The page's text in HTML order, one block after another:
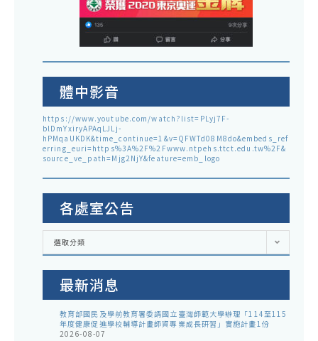
體中影音
https://www.youtube.com/watch?list=PLyj7F-
blDmYxiryAPAqLJLj-
hPMqaUKDK&time_continue=1&v=QFWTd08M8do&embeds_ref
erring_euri=https%3A%2F%2Fwww.ntpehs.ttct.edu.tw%2F&
source_ve_path=Mjg2NjY&feature=emb_logo
各處室公告
各
室
選取分類
最新消息
教育部國民及學前教育署委請國立臺灣師範大學辦理「114至115
年度健康促進學校輔導計畫師資專業成長研習」實施計畫1份
2026-08-07